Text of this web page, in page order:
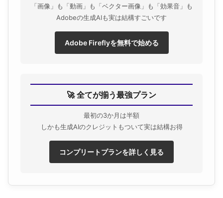
「画像」も「動画」も「ベクター画像」も「効果音」も
Adobeの生成AIも実は結構すごいです
Adobe Fireflyを無料で始める
🚀 全てが揃う最強プラン
最初の3か月は半額
しかも生成AIのクレジットもついて実は結構お得
コンプリートプランを詳しく見る